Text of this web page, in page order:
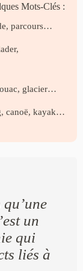
Mots-Clés :
parcours…
glacier…
canoë, kayak…
un
qui
liés à